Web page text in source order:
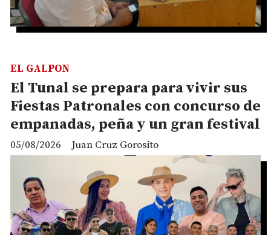
El Tunal se prepara para vivir sus
Fiestas Patronales con concurso de
empanadas, peña y un gran festival
Juan Cruz Gorosito
EL GALPON
05/08/2026